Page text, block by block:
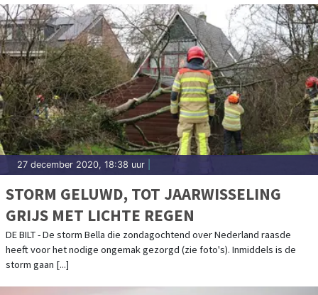
27 december 2020, 18:38 uur
STORM GELUWD, TOT JAARWISSELING
GRIJS MET LICHTE REGEN
DE BILT - De storm Bella die zondagochtend over Nederland raasde
heeft voor het nodige ongemak gezorgd (zie foto's). Inmiddels is de
storm gaan [...]